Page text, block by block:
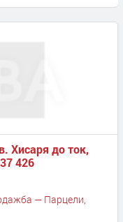
Хисаря до ток,
426
— Парцели,